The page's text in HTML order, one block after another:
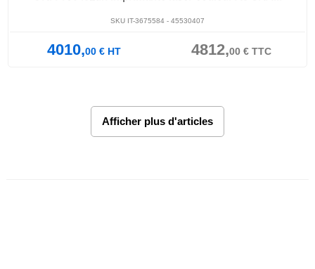
SKU IT-3675584 - 45530407
4010,00€HT 4812,00€TTC
Afficher plus d'articles